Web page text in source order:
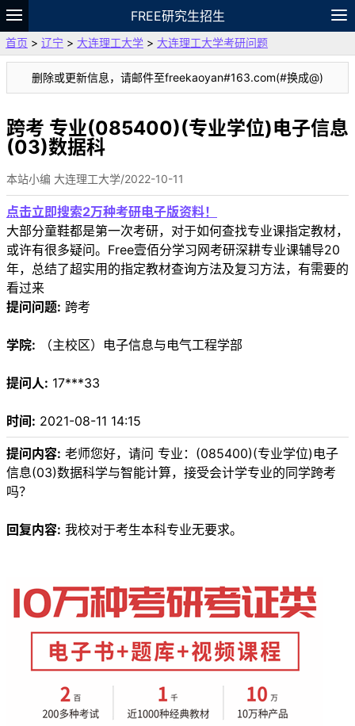
FREE研究生招生
题库
故事 专题 APP 笔记
论坛
VIP
资料
首页 > 辽宁 > 大连理工大学 > 大连理工大学考研问题
删除或更新信息，请邮件至freekaoyan#163.com(#换成@)
跨考 专业(085400)(专业学位)电子信息
(03)数据科
本站小编 大连理工大学/2022-10-11
点击立即搜索2万种考研电子版资料！
大部分童鞋都是第一次考研，对于如何查找专业课指定教材，
或许有很多疑问。Free壹佰分学习网考研深耕专业课辅导20
年，总结了超实用的指定教材查询方法及复习方法，有需要的
看过来
提问问题: 跨考
学院: （主校区）电子信息与电气工程学部
提问人: 17***33
时间: 2021-08-11 14:15
提问内容: 老师您好，请问 专业：(085400)(专业学位)电子
信息(03)数据科学与智能计算，接受会计学专业的同学跨考
吗？
回复内容: 我校对于考生本科专业无要求。